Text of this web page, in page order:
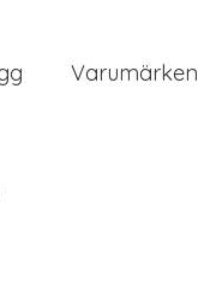
Varumärken